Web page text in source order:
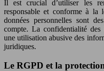
Il est crucial d’utiliser les
responsable et conforme à
données personnelles sont
compte. La confidentialité
une utilisation abusive des
juridiques.
Le RGPD et la